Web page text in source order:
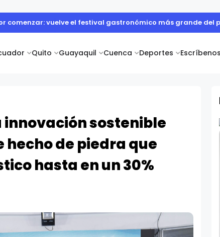
Quito Guayaquil Cuenca Deportes
comenzar: vuelve el festival gastronómico más grande del
innovación sostenible
hecho de piedra que
hasta en un 30%